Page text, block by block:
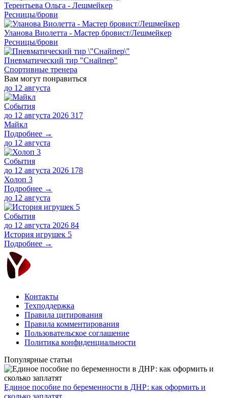
Терентьева Ольга - Лешмейкер
Ресницы/брови
Уланова Виолетта - Мастер бровист/Лешмейкер
Ресницы/брови
Пневматический тир "Снайпер"
Спортивные тренера
Вам могут понравиться
до 12 августа
События
до 12 августа 2026 317
Майкл
Подробнее →
до 12 августа
События
до 12 августа 2026 178
Холоп 3
Подробнее →
до 12 августа
События
до 12 августа 2026 84
История игрушек 5
Подробнее →
Контакты
Техподдержка
Правила цитирования
Правила комментирования
Пользовательское соглашение
Политика конфиденциальности
Популярные статьи
Единое пособие по беременности в ДНР: как оформить и
сколько заплатят